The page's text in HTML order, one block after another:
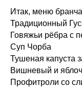
Итак, меню
Традиционный
Говяжьи рёбра с
Суп Чорба
Тушеная капуста
Вишневый и
Профитроли со